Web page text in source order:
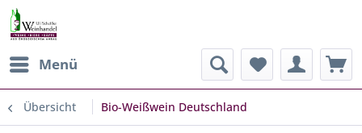
Menü
Übersicht Bio-Weißwein Deutschland